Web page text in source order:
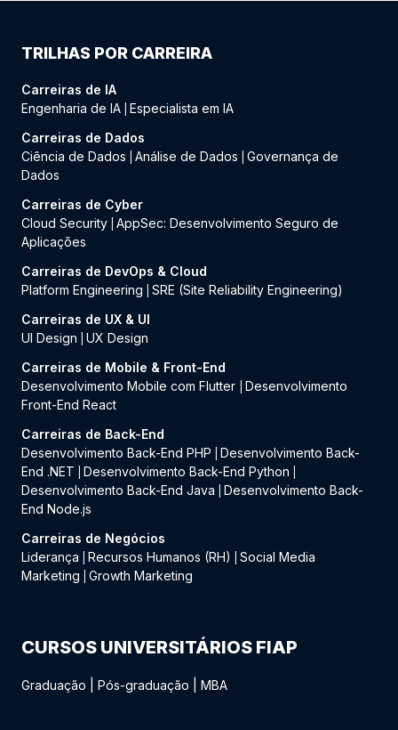
TRILHAS POR CARREIRA
Carreiras de IA
Engenharia de IA Especialista em IA
Carreiras de Dados
Ciência de Dados
Análise de Dados
Governança de
Dados
Carreiras de Cyber
Cloud Security AppSec: Desenvolvimento Seguro de
Aplicações
Carreiras de DevOps & Cloud
Platform Engineering
SRE (Site Reliability Engineering)
Carreiras de UX & UI
UI Design
UX Design
Carreiras de Mobile & Front-End
Desenvolvimento Mobile com Flutter
Desenvolvimento
Front-End React
Carreiras de Back-End
Desenvolvimento Back-End PHP
Desenvolvimento Back-
End .NET
Desenvolvimento Back-End Python
Desenvolvimento Back-End Java
Desenvolvimento Back-
End Node.js
Carreiras de Negócios
Liderança
Recursos Humanos (RH)
Social Media
Marketing
Growth Marketing
CURSOS UNIVERSITÁRIOS FIAP
Graduação Pós-graduação MBA